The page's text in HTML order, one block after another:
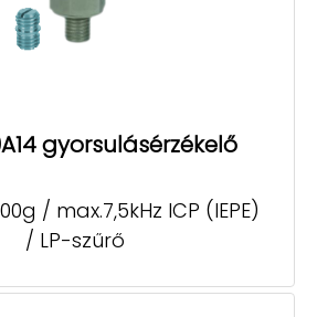
gyorsulásérzékelő
/ max.7,5kHz ICP (IEPE)
/ LP-szűrő